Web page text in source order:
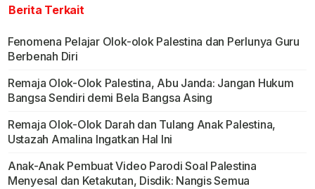
Berita Terkait
Fenomena Pelajar Olok-olok Palestina dan Perlunya Guru
Berbenah Diri
Remaja Olok-Olok Palestina, Abu Janda: Jangan Hukum
Bangsa Sendiri demi Bela Bangsa Asing
Remaja Olok-Olok Darah dan Tulang Anak Palestina,
Ustazah Amalina Ingatkan Hal Ini
Anak-Anak Pembuat Video Parodi Soal Palestina
Menyesal dan Ketakutan, Disdik: Nangis Semua